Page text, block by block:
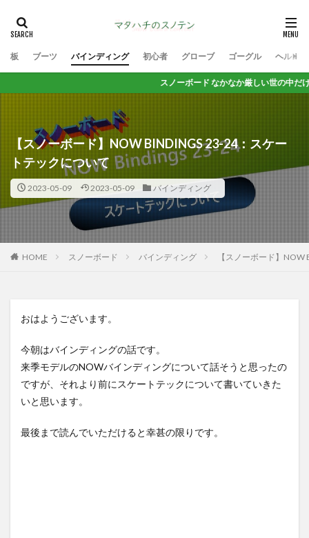
板 ブーツ バインディング 初心者 グローブ ゴーグル ヘルメ
スノーボード なかなか厳しい世の中だけど 思いっ
【スノーボード】NOW BINDINGS 23-24：スケー
トテックについて
2023-05-09 2023-05-09 バインディング
HOME スノーボード バインディング 【スノーボード】
おはようございます。
今朝はバインディングの話です。
来季モデルのNOWバインディングについて話そうと思ったの
ですが、それより前にスケートテックについて書いていきた
いと思います。
最後まで読んでいただけると幸甚の限りです。